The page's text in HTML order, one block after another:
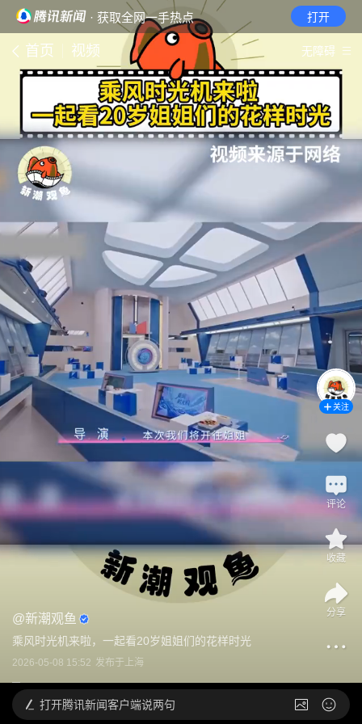
· 获取全网一手热点 打开
首页 视频 无障碍
@新潮观鱼
乘风时光机来啦，一起看20岁姐姐们的花样时光
2026-05-08 15:52 发布于上海
关注
评论
收藏
分享
打开腾讯新闻客户端说两句